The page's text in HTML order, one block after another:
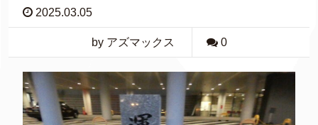
2025.03.05
by アズマックス 0